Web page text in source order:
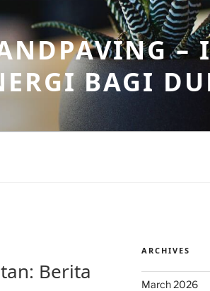
–
BAGI
Berita
ARCHIVES
March 2026